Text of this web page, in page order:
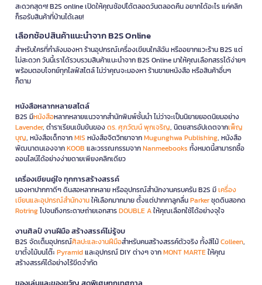
สะดวกสุดๆ! B2S online เปิดให้คุณช้อปได้ตลอดวันตลอดคืน อยากได้อะไร แค่คลิก
ก็รอรับสินค้าที่บ้านได้เลย!
เลือกช้อปสินค้าแนะนำจาก B2S Online
สำหรับใครที่กำลังมองหา ร้านอุปกรณ์เครื่องเขียนใกล้ฉัน หรืออยากแวะร้าน B2S แต่
ไม่สะดวก วันนี้เราได้รวบรวมสินค้าแนะนำจาก B2S Online มาให้คุณเลือกสรรได้ง่ายๆ
พร้อมตอบโจทย์ทุกไลฟ์สไตล์ ไม่ว่าคุณจะมองหา ร้านขายหนังสือ หรือสินค้าอื่นๆ
ก็ตาม
หนังสือหลากหลายสไตล์
B2S มีหนังสือหลากหลายแนวจากสำนักพิมพ์ชั้นนำ ไม่ว่าจะเป็นนิยายยอดนิยมอย่าง
Lavender, ตำราเรียนเข้มข้นของดร. ศุภวัฒน์ พุกเจริญ, นิตยสารอัปเดตจากเพ็ญ
บุญ, หนังสือเด็กจากMIS หนังสือจิตวิทยาจากMugunghwa Publishing, หนังสือ
พัฒนาตนเองจากKOOB และวรรณกรรมจากNanmeebooks ทั้งหมดนี้สามารถซื้อ
ออนไลน์ได้อย่างง่ายดายเพียงคลิกเดียว
เครื่องเขียนคู่ใจ ทุกการสร้างสรรค์
มองหาปากกาดีๆ ดินสอหลากหลาย หรืออุปกรณ์สำนักงานครบครัน B2S มีเครื่อง
เขียนและอุปกรณ์สำนักงานให้เลือกมากมาย ตั้งแต่ปากกาลูกลื่นParkerชุดดินสอกด
Rotringไปจนถึงกระดาษถ่ายเอกสารDOUBLE Aให้คุณเลือกใช้ได้อย่างจุใจ
งานศิลป์ งานฝีมือ สร้างสรรค์ไม่รู้จบ
B2S จัดเต็มอุปกรณ์ศิลปะและงานฝีมือสำหรับคนสร้างสรรค์ตัวจริง ทั้งสีไม้Colleen,
ขาตั้งไม้บนโต๊ะPyramidและอุปกรณ์ DIY ต่างๆ จากMONT MARTEให้คุณ
สร้างสรรค์ได้อย่างไร้ขีดจำกัด
ของเล่นและของขวัญ สุดพิเศษทุกเทศกาล